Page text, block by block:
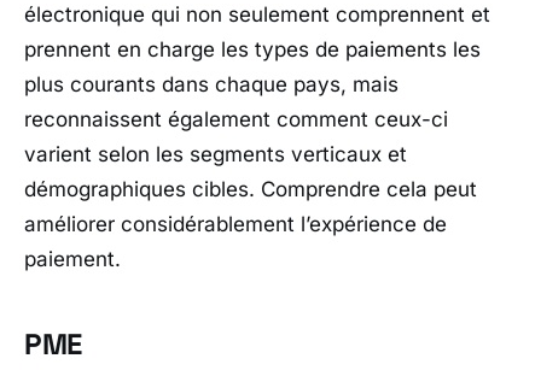
électronique qui non seulement comprennent et
prennent en charge les types de paiements les
plus courants dans chaque pays, mais
reconnaissent également comment ceux-ci
varient selon les segments verticaux et
démographiques cibles. Comprendre cela peut
améliorer considérablement l’expérience de
paiement.
PME